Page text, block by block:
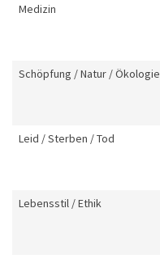
Medizin
Schöpfung / Natur / Ökologie
Leid / Sterben / Tod
Lebensstil / Ethik